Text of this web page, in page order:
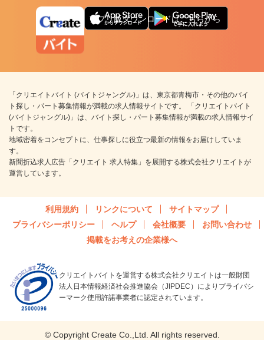
アプリ版ダウンロードはこちらから
「クリエイトバイト (バイトジャングル)」は、東京都青梅市・その他のバイ
ト探し・パート募集情報が満載の求人情報サイトです。 「クリエイトバイト
(バイトジャングル)」は、バイト探し・パート募集情報が満載の求人情報サイ
トです。
地域密着をコンセプトに、仕事探しに役立つ最新の情報をお届けしていま
す。
新聞折込求人広告「クリエイト 求人特集」を展開する株式会社クリエイトが
運営しています。
利用規約 リンクについて
サイトマップ
プライバシーポリシー
ヘルプ 会社概要
お問い合わせ
掲載をお考えの企業様へ
クリエイトバイトを運営する株式会社クリエイトは一般財団
法人日本情報経済社会推進協会（JIPDEC）によりプライバシ
ーマーク使用許諾事業者に認定されています。
© Copyright Create Co.,Ltd. All rights reserved.